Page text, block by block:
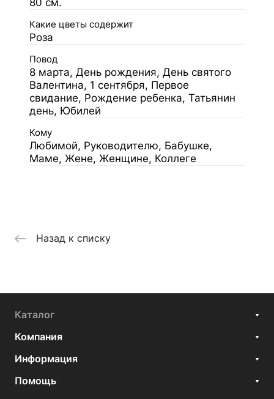
80 см.
Какие цветы содержит
Роза
Повод
8 марта, День рождения, День святого
Валентина, 1 сентября, Первое
свидание, Рождение ребенка, Татьянин
день, Юбилей
Кому
Любимой, Руководителю, Бабушке,
Маме, Жене, Женщине, Коллеге
Назад к списку
Каталог
Компания
Информация
Помощь